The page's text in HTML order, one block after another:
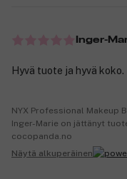
Inger-
Hyvä tuote ja hyvä koko.
NYX Professional Makeup
Inger-Marie on jättänyt
cocopanda.no
Näytä alkuperäinen